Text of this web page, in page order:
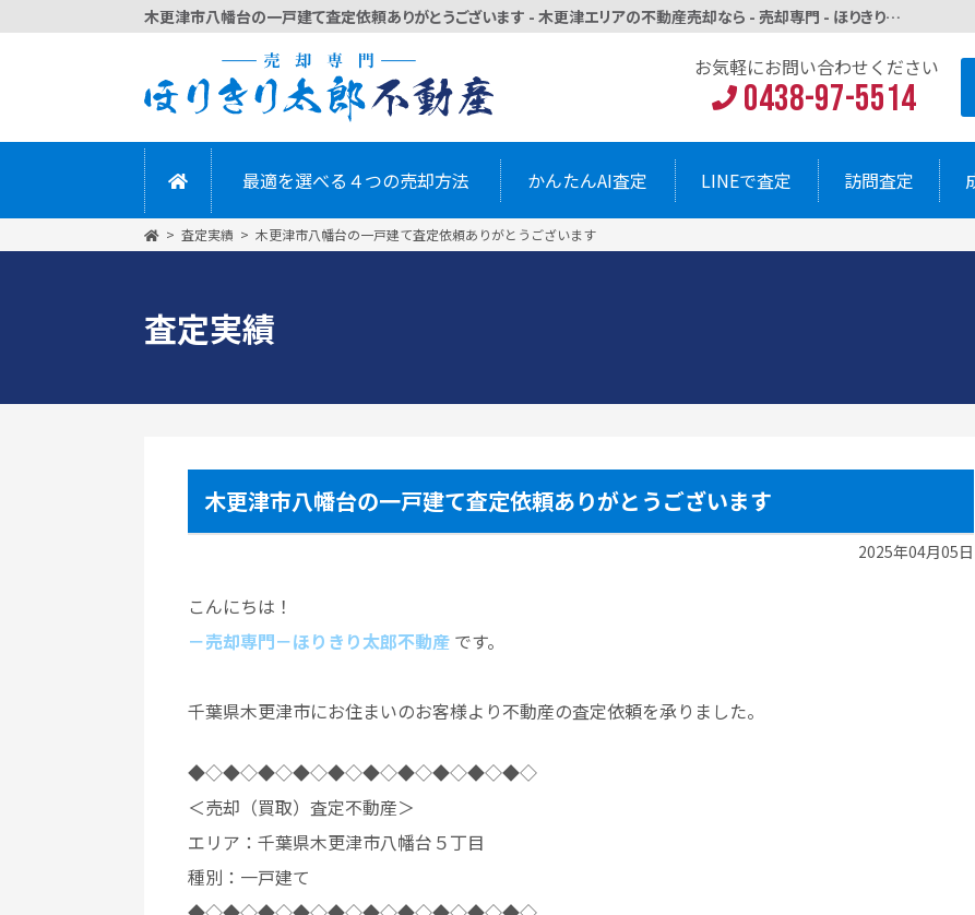
木更津市八幡台の一戸建て査定依頼ありがとうございます - 木更津エリアの不動産売却なら - 売却専門 - ほりきり太郎不動産
お気軽にお問い合わせください
0438-97-5514
お気軽にお問い
0438-
最適を選べる４つの売却方法 かんたんAI査定 LINEで査定 訪問査定
査定実績 木更津市八幡台の一戸建て査定依頼ありがとうございます
査定実績
木更津市八幡台の一戸建て査定依頼ありがとうございます
2025年04月05日
こんにちは！
－売却専門－ほりきり太郎不動産 です。
千葉県木更津市にお住まいのお客様より不動産の査定依頼を承りました。
◆◇◆◇◆◇◆◇◆◇◆◇◆◇◆◇◆◇◆◇
＜売却（買取）査定不動産＞
エリア：千葉県木更津市八幡台５丁目
種別：一戸建て